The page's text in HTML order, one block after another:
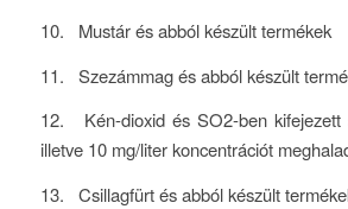
10. Mustár és abból készült termékek
11. Szezámmag és abból készült
12. Kén-dioxid és SO2-ben kifejezett
illetve 10 mg/liter koncentrációt
13. Csillagfürt és abból készült